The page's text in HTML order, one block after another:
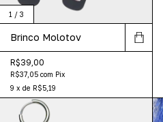
1 / 3
Brinco Molotov
R$39,00
R$37,05 com Pix
9 x de R$5,19